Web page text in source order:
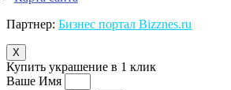
Партнер: Бизнес портал Bizznes.ru
X
Купить украшение в 1 клик
Ваше Имя